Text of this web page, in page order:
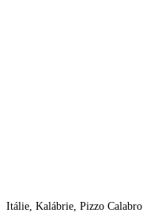
Itálie, Kalábrie, Pizzo Calabro